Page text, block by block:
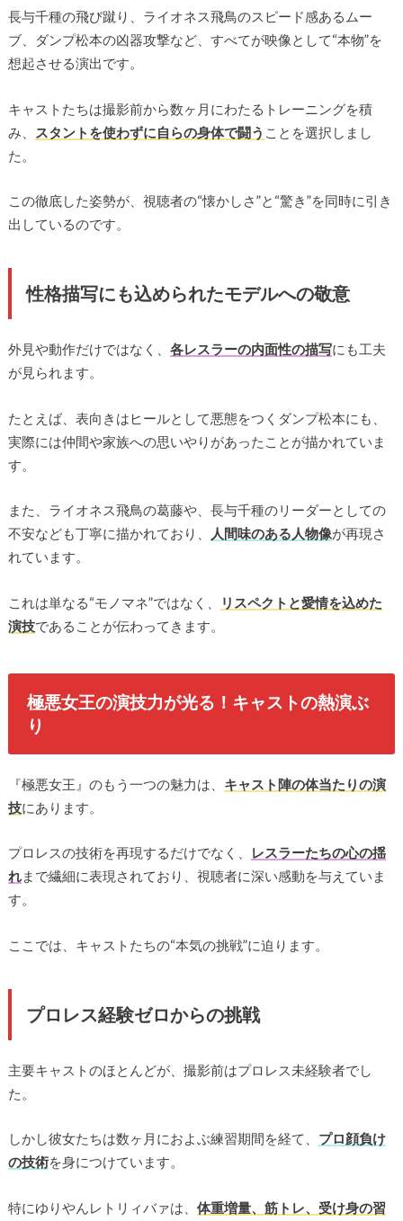
長与千種の飛び蹴り、ライオネス飛鳥のスピード感あるムー
ブ、ダンプ松本の凶器攻撃など、すべてが映像として“本物”を
想起させる演出です。
キャストたちは撮影前から数ヶ月にわたるトレーニングを積
み、
スタントを使わずに自らの身体で闘う ことを選択しまし
た。
この徹底した姿勢が、視聴者の“懐かしさ”と“驚き”を同時に引き
出しているのです。
性格描写にも込められたモデルへの敬意
外見や動作だけではなく、 各レスラーの内面性の描写にも工夫
が見られます。
たとえば、表向きはヒールとして悪態をつくダンプ松本にも、
実際には仲間や家族への思いやりがあったことが描かれていま
す。
また、ライオネス飛鳥の葛藤や、長与千種のリーダーとしての
不安なども丁寧に描かれており、
人間味のある人物像が再現さ
れています。
これは単なる“モノマネ”ではなく、
リスペクトと愛情を込めた
演技であることが伝わってきます。
極悪女王の演技力が光る！キャストの熱演ぶ
り
『極悪女王』のもう一つの魅力は、 キャスト陣の体当たりの演
技にあります。
プロレスの技術を再現するだけでなく、
レスラーたちの心の揺
れまで繊細に表現されており、視聴者に深い感動を与えていま
す。
ここでは、キャストたちの“本気の挑戦”に迫ります。
プロレス経験ゼロからの挑戦
主要キャストのほとんどが、撮影前はプロレス未経験者でし
た。
しかし彼女たちは数ヶ月におよぶ練習期間を経て、 プロ顔負け
の技術を身につけています。
特にゆりやんレトリィバァは、 体重増量、筋トレ、受け身の習